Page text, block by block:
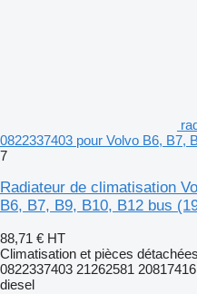
0822337403 pour Volvo B6, B7,
7
Radiateur de climatisation
B6, B7, B9, B10, B12 bus
88,71 € HT
Climatisation et pièces
0822337403 21262581
diesel